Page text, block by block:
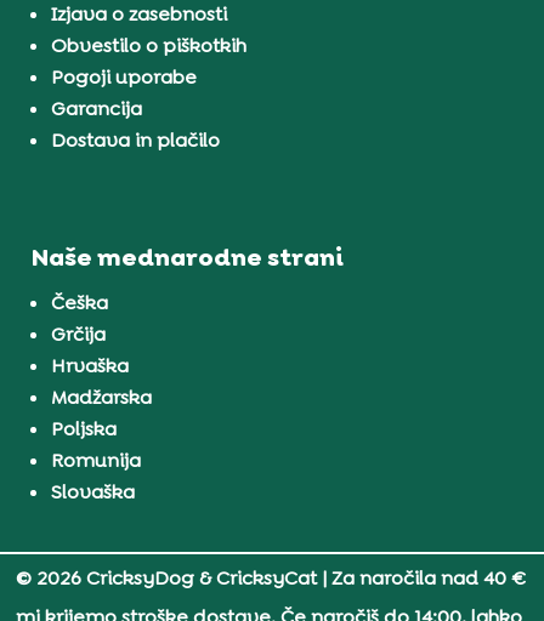
Izjava o zasebnosti
Obvestilo o piškotkih
Pogoji uporabe
Garancija
Dostava in plačilo
Naše mednarodne strani
Češka
Grčija
Hrvaška
Madžarska
Poljska
Romunija
Slovaška
© 2026 CricksyDog & CricksyCat| Za naročila nad 40 €